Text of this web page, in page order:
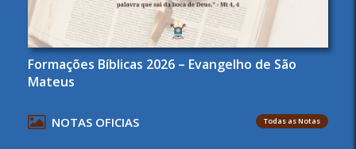
Formações Bíblicas 2026 – Evangelho de São
Mateus
NOTAS OFICIAS Todas as Notas